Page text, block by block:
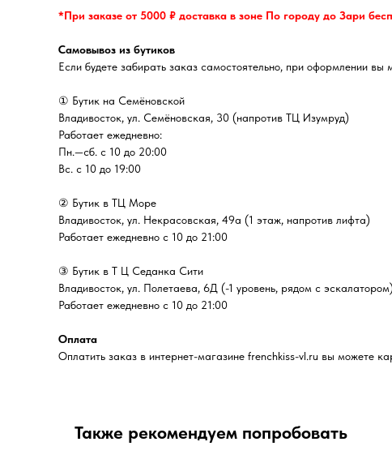
*При заказе от 5000 ₽ доставка в зоне По городу до Зари
Самовывоз из бутиков
Если будете забирать заказ самостоятельно, при оформлении вы
① Бутик на Семёновской
Владивосток, ул. Семёновская, 30 (напротив ТЦ Изумруд)
Работает ежедневно:
Пн.—сб. с 10 до 20:00
Вс. с 10 до 19:00
② Бутик в ТЦ Море
Владивосток, ул. ​Некрасовская, 49а (1 этаж, напротив лифта)
Работает ежедневно с 10 до 21:00
③ Бутик в Т Ц Седанка Сити
Владивосток, ул. Полетаева, 6Д (-1 уровень, рядом с эскалатором)
Работает ежедневно с 10 до 21:00
Оплата
Оплатить заказ в интернет-магазине frenchkiss-vl.ru вы можете
Также рекомендуем попробовать